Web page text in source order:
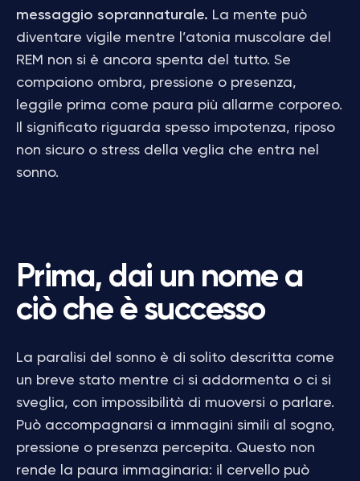
messaggio soprannaturale. La mente può
diventare vigile mentre l’atonia muscolare del
REM non si è ancora spenta del tutto. Se
compaiono ombra, pressione o presenza,
leggile prima come paura più allarme corporeo.
Il significato riguarda spesso impotenza, riposo
non sicuro o stress della veglia che entra nel
sonno.
Prima, dai un nome a
ciò che è successo
La paralisi del sonno è di solito descritta come
un breve stato mentre ci si addormenta o ci si
sveglia, con impossibilità di muoversi o parlare.
Può accompagnarsi a immagini simili al sogno,
pressione o presenza percepita. Questo non
rende la paura immaginaria: il cervello può